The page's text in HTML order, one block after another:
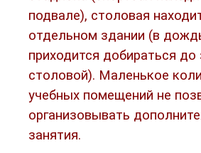
подвале), столовая
отдельном здании (в
приходится добираться до
столовой). Маленькое
учебных помещений не
организовывать
занятия.